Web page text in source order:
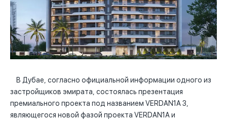
В Дубае, согласно официальной информации одного из
застройщиков эмирата, состоялась презентация
премиального проекта под названием VERDAN1A 3,
являющегося новой фазой проекта VERDAN1A и